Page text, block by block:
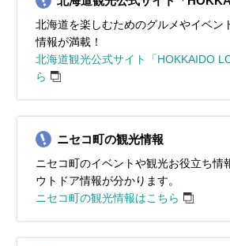
北海道を楽しむためのグルメやイベン
情報が満載！
北海道観光公式サイト「HOKKAIDO
ら
ニセコ町の観光情報
ニセコ町のイベントや観光お役立ち情
ウトドア情報が分かります。
ニセコ町の観光情報はこちら